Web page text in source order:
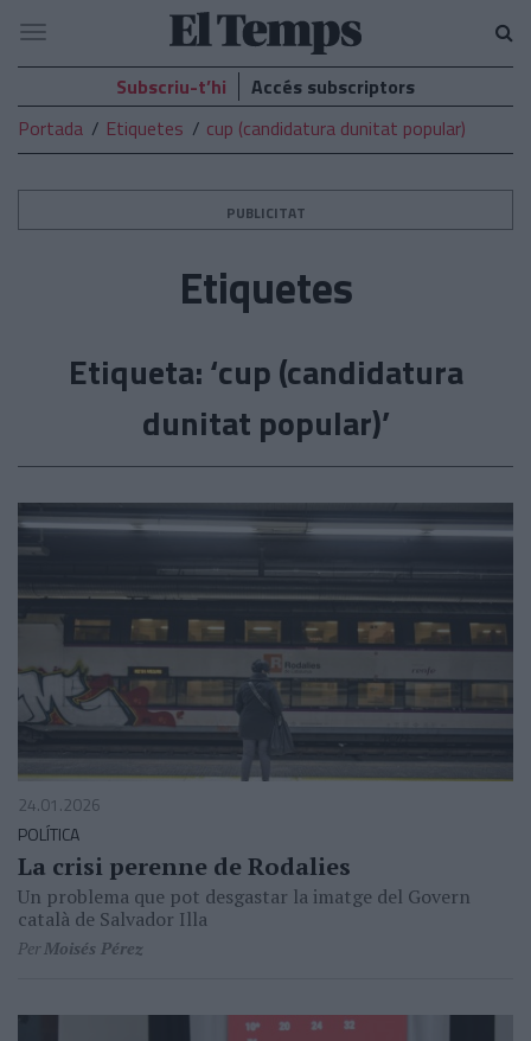
El
Temps
Navegació
Subscriu-t’hi
Accés subscriptors
Portada
Etiquetes cup (candidatura dunitat popular)
PUBLICITAT
Etiquetes
Etiqueta: ‘cup (candidatura
dunitat popular)’
24.01.2026
POLÍTICA
La crisi perenne de Rodalies
Un problema que pot desgastar la imatge del Govern
català de Salvador Illa
PerMoisés Pérez